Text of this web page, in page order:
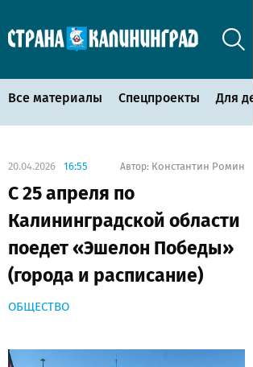
Все материалы Спецпроекты Для
20.04.2026 16:55 Автор: Константин Ромин
С 25 апреля по
Калининградской области
поедет «Эшелон Победы»
(города и расписание)
ОБЩЕСТВО